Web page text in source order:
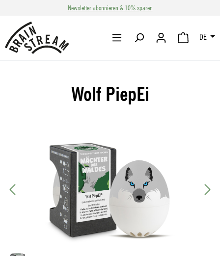
Zum Hauptinhalt springenNewsletter abonnieren & 10% sparen
DE
Wolf PiepEi
Bildergalerie überspringen